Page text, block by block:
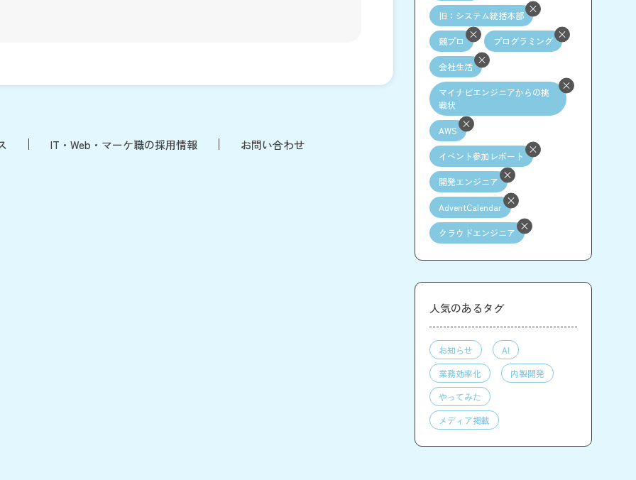
IT・Web・マーケ職の採用情報 お問い合わせ
旧：システム統括本部
競プロ プログラミング
会社生活
マイナビエンジニアからの挑
戦状
AWS
イベント参加レポート
開発エンジニア
AdventCalendar
クラウドエンジニア
人気のあるタグ
お知らせ
AI
業務効率化
内製開発
やってみた
メディア掲載